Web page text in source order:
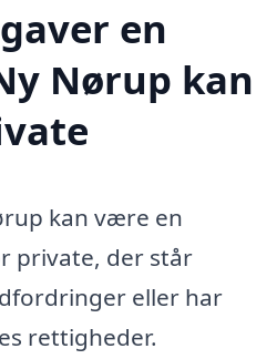
en
Nørup kan
kan være en
private, der står
eller har
rettigheder.